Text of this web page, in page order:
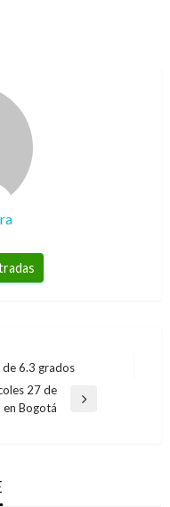
de 6.3 grados
27 de
Bogotá